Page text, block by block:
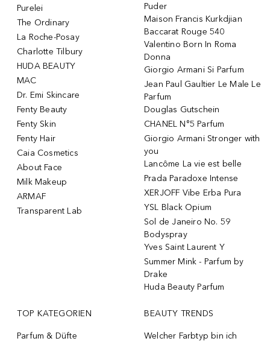
Purelei
The Ordinary
La Roche-Posay
Charlotte Tilbury
HUDA BEAUTY
MAC
Dr. Emi Skincare
Fenty Beauty
Fenty Skin
Fenty Hair
Caia Cosmetics
About Face
Milk Makeup
ARMAF
Transparent Lab
Puder
Maison Francis Kurkdjian
Baccarat Rouge 540
Valentino Born In Roma
Donna
Giorgio Armani Si Parfum
Jean Paul Gaultier Le Male Le
Parfum
Douglas Gutschein
CHANEL N°5 Parfum
Giorgio Armani Stronger with
you
Lancôme La vie est belle
Prada Paradoxe Intense
XERJOFF Vibe Erba Pura
YSL Black Opium
Sol de Janeiro No. 59
Bodyspray
Yves Saint Laurent Y
Summer Mink - Parfum by
Drake
Huda Beauty Parfum
TOP KATEGORIEN
Parfum & Düfte
BEAUTY TRENDS
Welcher Farbtyp bin ich